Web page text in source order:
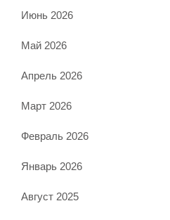
Июнь 2026
Май 2026
Апрель 2026
Март 2026
Февраль 2026
Январь 2026
Август 2025